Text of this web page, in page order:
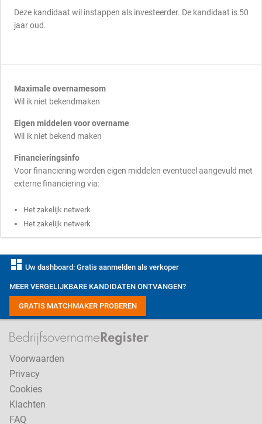
Deze kandidaat wil instappen als investeerder. De kandidaat is 50
jaar oud.
Maximale overnamesom
Wil ik niet bekendmaken
Eigen middelen voor overname
Wil ik niet bekend maken
Financieringsinfo
Voor financiering worden eigen middelen eventueel aangevuld met
externe financiering via:
Het zakelijk netwerk
Het zakelijk netwerk
dashboard Uw dashboard: Gratis aanmelden als verkoper
MEER VERGELIJKBARE KANDIDATEN ONTVANGEN?
GRATIS MATCHMAKER PROBEREN
Voorwaarden
Privacy
Cookies
Klachten
FAQ